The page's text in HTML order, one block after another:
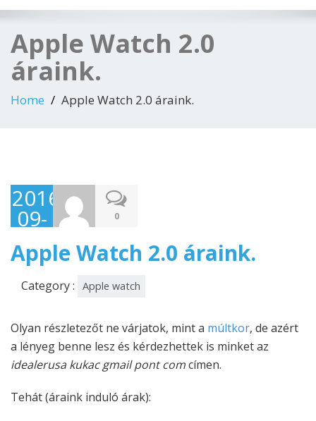
Apple Watch 2.0
áraink.
Home Apple Watch 2.0 áraink.
2016-
09-
27
0
Apple Watch 2.0 áraink.
Category : Apple watch
Olyan részletezőt ne várjatok, mint a múltkor, de azért
a lényeg benne lesz és kérdezhettek is minket az
idealerusa kukac gmail pont comcímen.
Tehát (áraink induló árak):